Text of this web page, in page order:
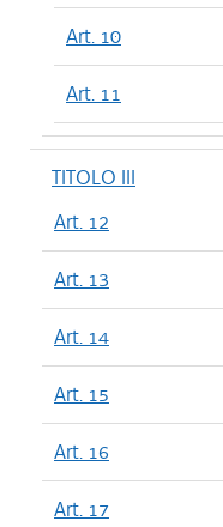
Art. 10
Art. 11
TITOLO III
Art. 12
Art. 13
Art. 14
Art. 15
Art. 16
Art. 17